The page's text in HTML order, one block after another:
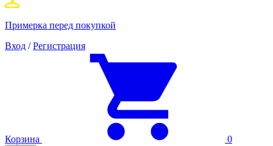
Примерка перед покупкой
Вход / Регистрация
Корзина 0